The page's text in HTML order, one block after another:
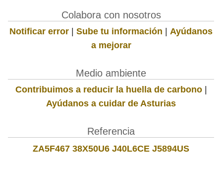
Colabora con nosotros
Notificar error | Sube tu información | Ayúdanos
a mejorar
Medio ambiente
Contribuimos a reducir la huella de carbono|
Ayúdanos a cuidar de Asturias
Referencia
ZA5F467 38X50U6 J40L6CE J5894US